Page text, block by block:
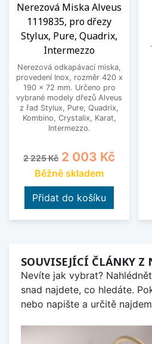
Nerezová Miska Alveus
1119835, pro dřezy
Stylux, Pure, Quadrix,
Intermezzo
Nerezová odkapávací miska,
provedení Inox, rozměr 420 x
190 x 72 mm. Určeno pro
vybrané modely dřezů Alveus
z řad Stylux, Pure, Quadrix,
Kombino, Crystalix, Karat,
Intermezzo.
Běžná cena
2 225 Kč Cena
2 003 Kč
Běžně skladem
Přidat do košíku
SOUVISEJÍCÍ ČLÁNKY Z
Nevíte jak vybrat?
snad najdete, co hledáte.
nebo napište a určitě